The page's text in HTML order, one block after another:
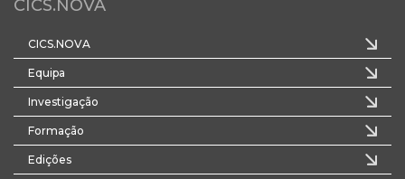
CICS.NOVA
CICS.NOVA
Equipa
Investigação
Formação
Edições